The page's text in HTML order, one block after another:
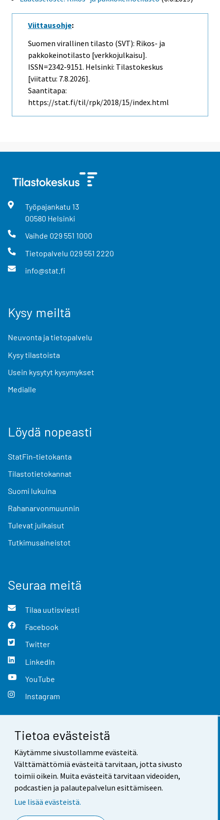
Tietoa evästeistä
Käytämme sivustollamme evästeitä.
Välttämättömiä evästeitä tarvitaan, jotta sivusto
toimii oikein. Muita evästeitä tarvitaan videoiden,
podcastien ja palautepalvelun esittämiseen.
Lue lisää evästeistä.
Viittausohje:
Suomen virallinen tilasto (SVT): Rikos- ja
pakkokeinotilasto [verkkojulkaisu].
ISSN=2342-9151. Helsinki: Tilastokeskus
[viitattu: 7.8.2026].
Saantitapa:
https://stat.fi/til/rpk/2018/15/index.html
Työpajankatu 13
00580 Helsinki
Vaihde 029 551 1000
Tietopalvelu 029 551 2220
info@stat.fi
Kysy meiltä
Neuvonta ja tietopalvelu
Kysy tilastoista
Usein kysytyt kysymykset
Medialle
Löydä nopeasti
StatFin-tietokanta
Tilastotietokannat
Suomi lukuina
Rahanarvonmuunnin
Tulevat julkaisut
Tutkimusaineistot
Seuraa meitä
Tilaa uutisviesti
Facebook
Twitter
LinkedIn
YouTube
Instagram
Yhteystiedot
Palaute
Käyttöehdot
Saavutettavuus